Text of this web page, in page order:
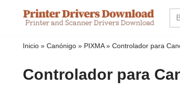
Inicio » Canónigo » PIXMA» Controlador para
Controlador para